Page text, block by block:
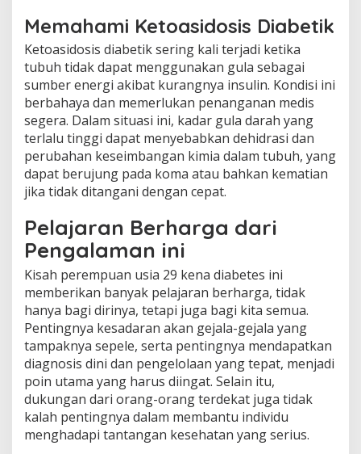
Memahami Ketoasidosis Diabetik
Ketoasidosis diabetik sering kali terjadi ketika
tubuh tidak dapat menggunakan gula sebagai
sumber energi akibat kurangnya insulin. Kondisi ini
berbahaya dan memerlukan penanganan medis
segera. Dalam situasi ini, kadar gula darah yang
terlalu tinggi dapat menyebabkan dehidrasi dan
perubahan keseimbangan kimia dalam tubuh, yang
dapat berujung pada koma atau bahkan kematian
jika tidak ditangani dengan cepat.
Pelajaran Berharga dari
Pengalaman ini
Kisah perempuan usia 29 kena diabetes ini
memberikan banyak pelajaran berharga, tidak
hanya bagi dirinya, tetapi juga bagi kita semua.
Pentingnya kesadaran akan gejala-gejala yang
tampaknya sepele, serta pentingnya mendapatkan
diagnosis dini dan pengelolaan yang tepat, menjadi
poin utama yang harus diingat. Selain itu,
dukungan dari orang-orang terdekat juga tidak
kalah pentingnya dalam membantu individu
menghadapi tantangan kesehatan yang serius.